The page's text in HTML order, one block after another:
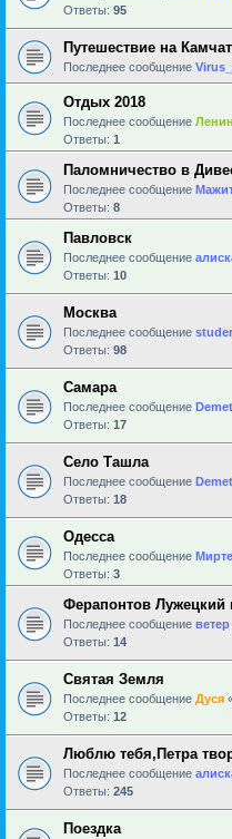
Ответы: 95
Путешествие на
Последнее сообщение
Отдых 2018
Последнее сообщение
Ответы: 1
Паломничество в
Последнее сообщение
Ответы: 8
Павловск
Последнее сообщение
Ответы: 10
Москва
Последнее сообщение
Ответы: 98
Самара
Последнее сообщение
Ответы: 17
Село Ташла
Последнее сообщение
Ответы: 18
Одесса
Последнее сообщение
Ответы: 3
Ферапонтов Лужецкий
Последнее сообщение ветер
Ответы: 14
Святая Земля
Последнее сообщение Дуся
Ответы: 12
Люблю тебя,Петра
Последнее сообщение
Ответы: 245
Поездка